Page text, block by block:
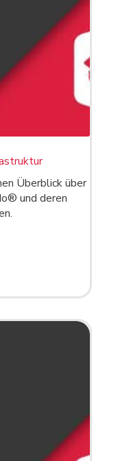
Überblick über
und deren